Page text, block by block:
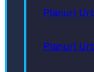
Planuri
Planuri